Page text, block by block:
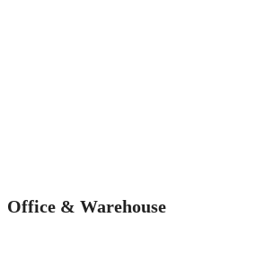
Office & Warehouse